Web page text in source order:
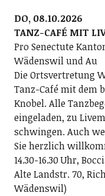
DO, 08.10.2026
TANZ-CAFÉ MIT
Pro Senectute
Wädenswil und Au
Die Ortsvertretung
Tanz-Café mit dem
Knobel. Alle
eingeladen, zu
schwingen. Auch
Sie herzlich
14.30-16.30 Uhr,
Alte Landstr. 70,
Wädenswil)